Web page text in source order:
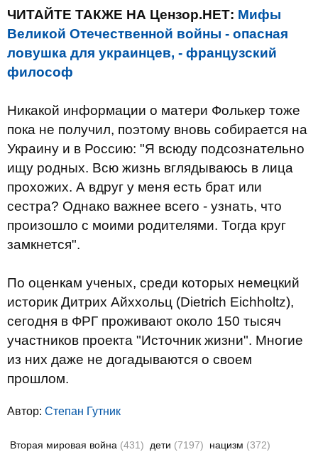
ЧИТАЙТЕ ТАКЖЕ НА Цензор.НЕТ: Мифы
Великой Отечественной войны - опасная
ловушка для украинцев, - французский
философ
Никакой информации о матери Фолькер тоже
пока не получил, поэтому вновь собирается на
Украину и в Россию: "Я всюду подсознательно
ищу родных. Всю жизнь вглядываюсь в лица
прохожих. А вдруг у меня есть брат или
сестра? Однако важнее всего - узнать, что
произошло с моими родителями. Тогда круг
замкнется".
По оценкам ученых, среди которых немецкий
историк Дитрих Айххольц (Dietrich Eichholtz),
сегодня в ФРГ проживают около 150 тысяч
участников проекта "Источник жизни". Многие
из них даже не догадываются о своем
прошлом.
Автор: Степан Гутник
Вторая мировая война (431) дети (7197) нацизм (372)